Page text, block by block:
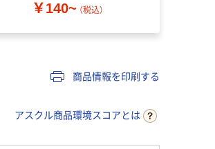
￥140~ （税込）
商品情報を印刷する
アスクル商品環境スコアとは